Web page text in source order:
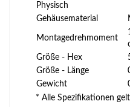
Physisch
Gehäusematerial
Montagedrehmoment
Größe - Hex
Größe - Länge
Gewicht
* Alle Spezifikationen